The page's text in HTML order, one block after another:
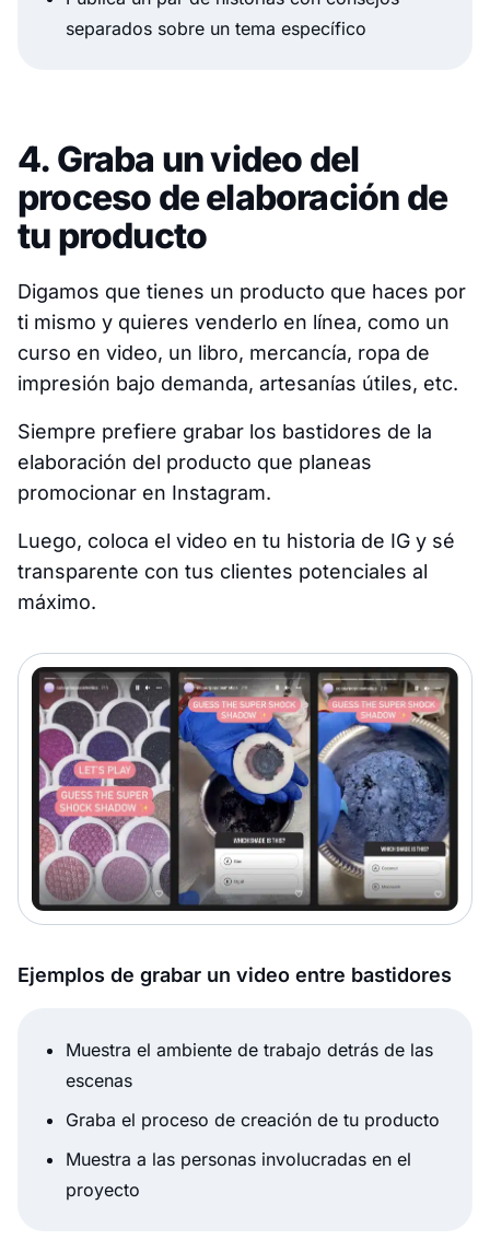
separados sobre un tema específico
4. Graba un video del
proceso de elaboración de
tu producto
Digamos que tienes un producto que haces por
ti mismo y quieres venderlo en línea, como un
curso en video, un libro, mercancía, ropa de
impresión bajo demanda, artesanías útiles, etc.
Siempre prefiere grabar los bastidores de la
elaboración del producto que planeas
promocionar en Instagram.
Luego, coloca el video en tu historia de IG y sé
transparente con tus clientes potenciales al
máximo.
Ejemplos de grabar un video entre bastidores
Muestra el ambiente de trabajo detrás de las
escenas
Graba el proceso de creación de tu producto
Muestra a las personas involucradas en el
proyecto